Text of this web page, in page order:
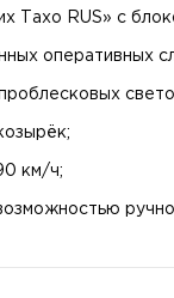
Тахо RUS» с
км/ч;